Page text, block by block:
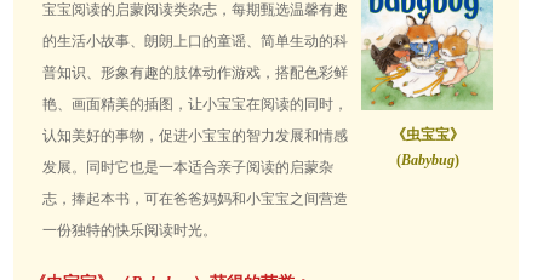
宝宝阅读的启蒙阅读类杂志，每期甄选温馨有趣
的生活小故事、朗朗上口的童谣、简单生动的科
普知识、形象有趣的肢体动作游戏，搭配色彩鲜
艳、画面精美的插图，让小宝宝在阅读的同时，
认知美好的事物，促进小宝宝的智力发展和情感
发展。同时它也是一本适合亲子阅读的启蒙杂
志，捧起本书，可在爸爸妈妈和小宝宝之间营造
一份独特的快乐阅读时光。
《虫宝宝》
(Babybug)